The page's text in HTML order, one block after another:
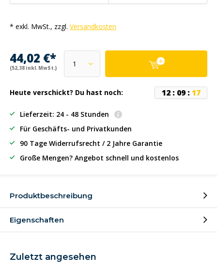
* exkl. MwSt., zzgl. Versandkosten
44,02 €*
(52,38 inkl. MwSt.)
Heute verschickt? Du hast noch: 12: 09: 17
Lieferzeit: 24 - 48 Stunden
Für Geschäfts- und Privatkunden
90 Tage Widerrufsrecht / 2 Jahre Garantie
Große Mengen? Angebot schnell und kostenlos
Produktbeschreibung
Eigenschaften
Zuletzt angesehen